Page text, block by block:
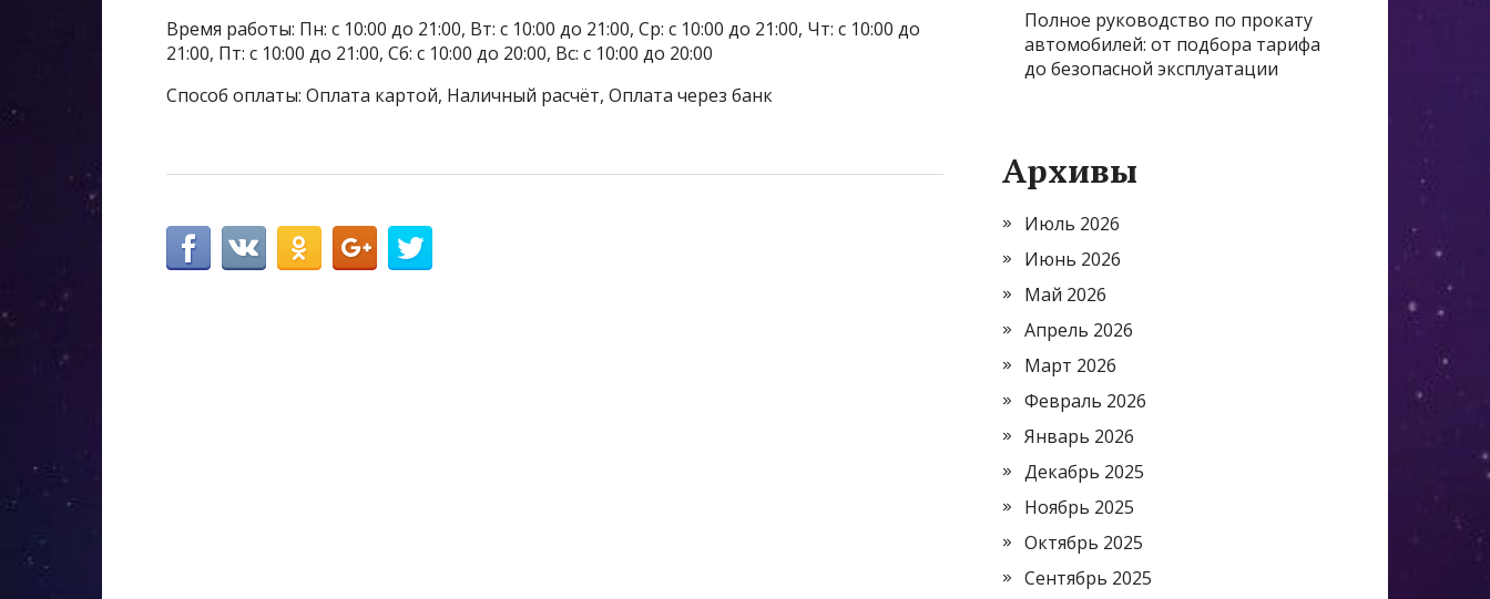
Время работы: Пн: с 10:00 до 21:00, Вт: с 10:00 до 21:00, Ср: с 10:00 до 21:00, Чт: с 10:00 до
21:00, Пт: с 10:00 до 21:00, Сб: с 10:00 до 20:00, Вс: с 10:00 до 20:00
Способ оплаты: Оплата картой, Наличный расчёт, Оплата через банк
Полное руководство по прокату
автомобилей: от подбора тарифа
до безопасной эксплуатации
Архивы
Июль 2026
Июнь 2026
Май 2026
Апрель 2026
Март 2026
Февраль 2026
Январь 2026
Декабрь 2025
Ноябрь 2025
Октябрь 2025
Сентябрь 2025